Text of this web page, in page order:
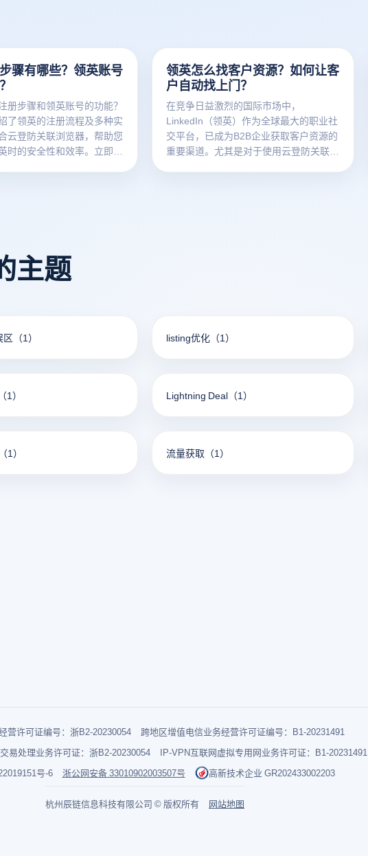
骤有哪些？领英账号
册步骤和领英账号的功能？
了领英的注册流程及多种实
云登防关联浏览器，帮助您
时的安全性和效率。立即注
领英怎么找客户资源？如何让客
户自动找上门？
在竞争日益激烈的国际市场中，
LinkedIn（领英）作为全球最大的职业社
交平台，已成为B2B企业获取客户资源的
重要渠道。尤其是对于使用云登防关联浏
主题
区 （1） listing优化 （1）
（1） Lightning Deal （1）
（1） 流量获取 （1）
营许可证编号：浙B2-20230054
跨地区增值电信业务经营许可证编号：B1-20231491
易处理业务许可证：浙B2-20230054
IP-VPN互联网虚拟专用网业务许可证：B1-20231491
号-6
浙公网安备 33010902003507号 高新技术企业 GR202433002203
杭州辰链信息科技有限公司 © 版权所有 网站地图